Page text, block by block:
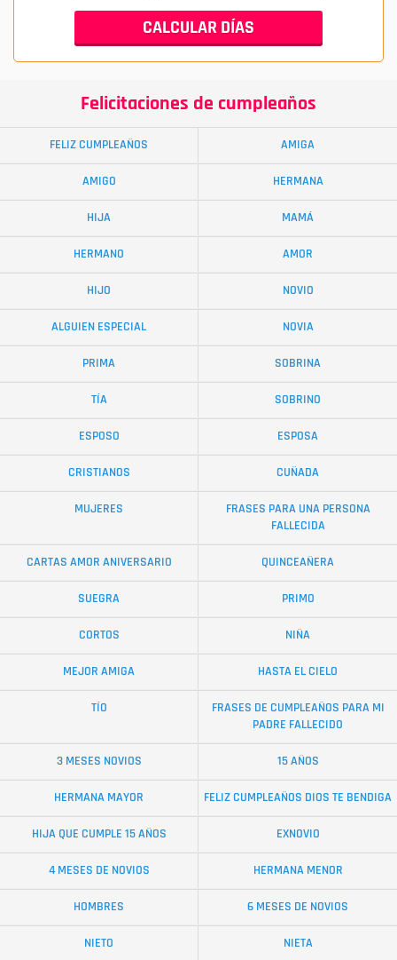
Felicitaciones de cumpleaños
FELIZ CUMPLEAÑOS AMIGA
AMIGO HERMANA
HIJA MAMÁ
HERMANO AMOR
HIJO NOVIO
ALGUIEN ESPECIAL NOVIA
PRIMA SOBRINA
TÍA SOBRINO
ESPOSO ESPOSA
CRISTIANOS CUÑADA
MUJERES
FRASES PARA UNA PERSONA
FALLECIDA
CARTAS AMOR ANIVERSARIO QUINCEAÑERA
SUEGRA PRIMO
CORTOS NIÑA
MEJOR AMIGA HASTA EL CIELO
TÍO
FRASES DE CUMPLEAÑOS PARA MI
PADRE FALLECIDO
3 MESES NOVIOS 15 AÑOS
HERMANA MAYOR FELIZ CUMPLEAÑOS DIOS TE BENDIGA
HIJA QUE CUMPLE 15 AÑOS EXNOVIO
4 MESES DE NOVIOS HERMANA MENOR
HOMBRES 6 MESES DE NOVIOS
NIETO NIETA